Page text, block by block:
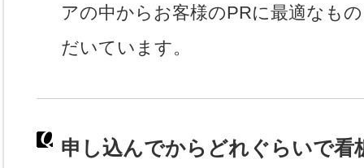
アの中からお客様のPRに最適なも
だいています。
申し込んでからどれぐらいで看